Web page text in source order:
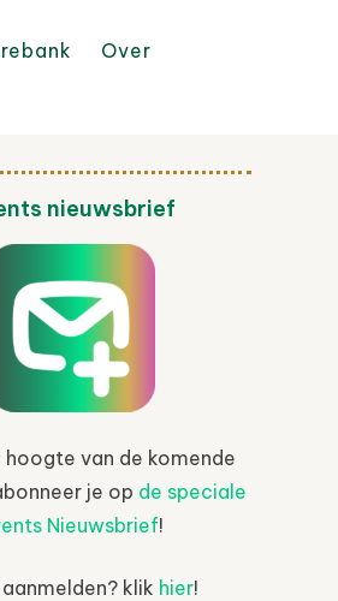
Over
nieuwsbrief
hoogte van de komende
je op de speciale
Nieuwsbrief!
klik hier!